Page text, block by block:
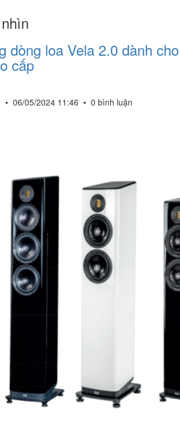
dòng loa Vela 2.0 dành cho
cấp
• 06/05/2024 11:46 • 0 bình luận